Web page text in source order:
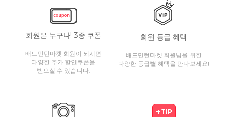
회원은 누구나! 3종 쿠폰
배드민턴마켓 회원이 되시면
다양한 추가 할인쿠폰을
받으실 수 있습니다.
회원 등급 혜택
배드민턴마켓 회원님을 위한
다양한 등급별 혜택을 만나보세요!